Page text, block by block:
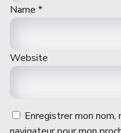
Name *
Website
Enregistrer mon